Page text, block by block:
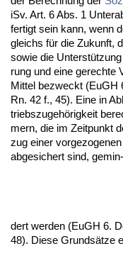
iSv. Art. 6 Abs. 1
fer­tigt sein kann, wenn
gleichs für die Zu­kunft,
so­wie die
rung und ei­ne ge­rech­te
Mit­tel be­zweckt (EuGH
Rn. 42 f., 45). Ei­ne in
triebs­zu­gehörig­keit
mern, die im Zeit­punkt
zug ei­ner
ab­ge­si­chert sind, ge­min-
dert wer­den (EuGH 6.
48). Die­se Grundsätze